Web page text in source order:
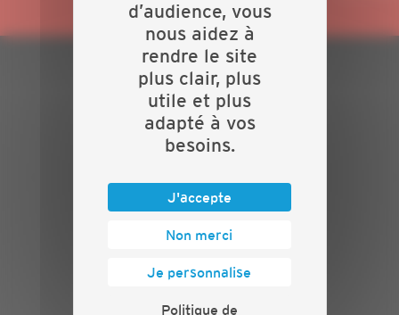
PLAN DU SITE
Actualités
Evénements
Nos batailles
Nos services
Contact
INFORMATIONS
d’audience, vous
nous aidez à
rendre le site
plus clair, plus
utile et plus
adapté à vos
besoins.
J'accepte
Non merci
Je personnalise
Politique de